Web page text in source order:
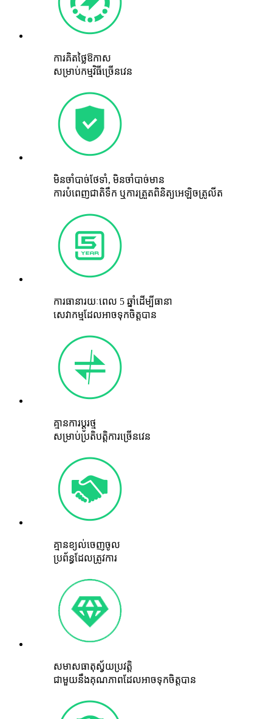
ការគិតថ្លៃឱកាស
សម្រាប់កម្មវិធីច្រើនវេន
មិនចាំបាច់ថែទាំ, មិនចាំបាច់មាន
ការបំពេញជាតិទឹក ឬការត្រួតពិនិត្យអេឡិចត្រូលីត
ការធានារយៈពេល 5 ឆ្នាំដើម្បីធានា
សេវាកម្មដែលអាចទុកចិត្តបាន
គ្មានការប្តូរថ្ម
សម្រាប់ប្រតិបត្តិការច្រើនវេន
គ្មានខ្យល់ចេញចូល
ប្រព័ន្ធដែលត្រូវការ
សមាសធាតុស្វ័យប្រវត្តិ
ជាមួយនឹងគុណភាពដែលអាចទុកចិត្តបាន